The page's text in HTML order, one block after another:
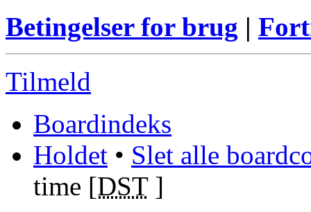
Betingelser for brug |
Tilmeld
Boardindeks
Holdet • Slet alle
time [DST]